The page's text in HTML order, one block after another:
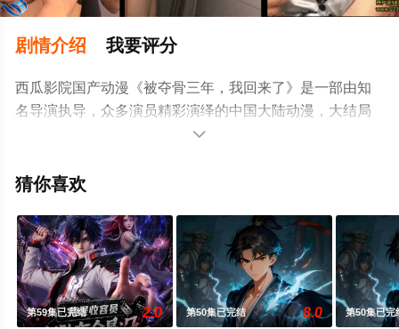
剧情介绍 我要评分
西瓜影院国产动漫《被夺骨三年，我回来了》是一部由知
名导演执导，众多演员精彩演绎的中国大陆动漫，大结局
剧情已揭晓（1-1全集），手机免费观看高清未删减完整版
电视猫或剧情网等平台了解。

猜你喜欢
第59集已完结 2.0 第50集已完结 8.0 第50集已完